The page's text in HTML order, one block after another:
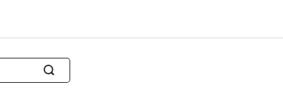
検